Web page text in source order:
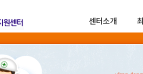
센터소개